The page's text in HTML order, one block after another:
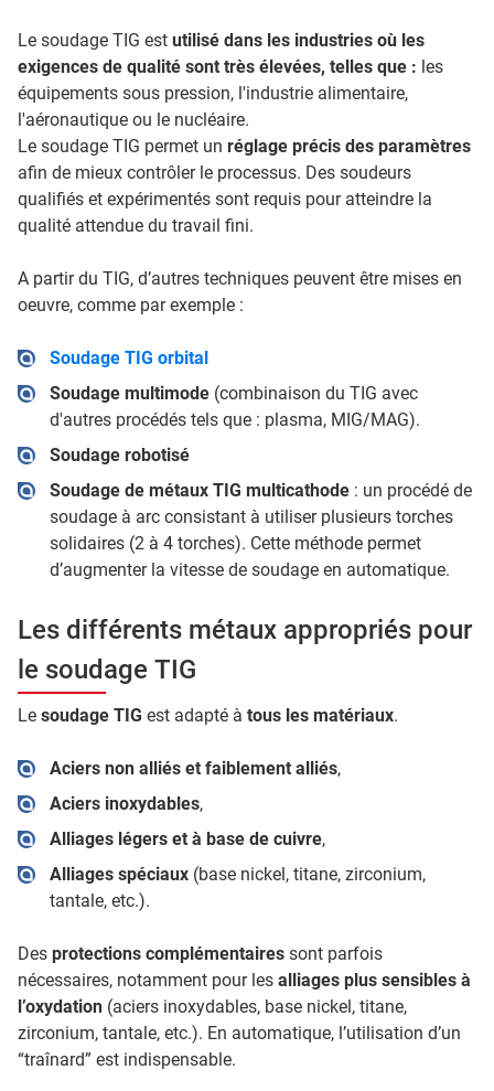
Le soudage TIG est utilisé dans les industries où les
exigences de qualité sont très élevées, telles que : les
équipements sous pression, l'industrie alimentaire,
l'aéronautique ou le nucléaire.
Le soudage TIG permet un réglage précis des paramètres
afin de mieux contrôler le processus. Des soudeurs
qualifiés et expérimentés sont requis pour atteindre la
qualité attendue du travail fini.
A partir du TIG, d’autres techniques peuvent être mises en
oeuvre, comme par exemple :
Soudage TIG orbital
Soudage multimode(combinaison du TIG avec
d'autres procédés tels que : plasma, MIG/MAG).
Soudage robotisé
Soudage de métaux TIG multicathode: un procédé de
soudage à arc consistant à utiliser plusieurs torches
solidaires (2 à 4 torches). Cette méthode permet
d’augmenter la vitesse de soudage en automatique.
Les différents métaux appropriés pour
le soudage TIG
Le soudage TIG est adapté à tous les matériaux.
Aciers non alliés et faiblement alliés,
Aciers inoxydables,
Alliages légers et à base de cuivre,
Alliages spéciaux (base nickel, titane, zirconium,
tantale, etc.).
Des protections complémentaires sont parfois
nécessaires, notamment pour les alliages plus sensibles à
l’oxydation (aciers inoxydables, base nickel, titane,
zirconium, tantale, etc.). En automatique, l’utilisation d’un
“traînard” est indispensable.